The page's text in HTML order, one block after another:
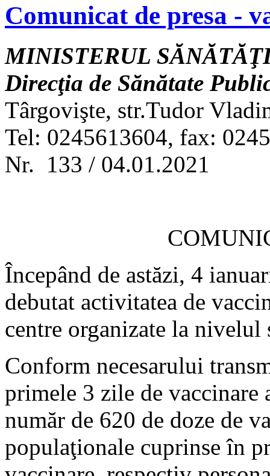
Comunicat de presa -
MINISTERUL
Direcţia de Sănătate
Târgovişte, str.Tudor
Tel: 0245613604, fax:
Nr. 133 / 04.01.2021
Începând de astăzi, 4
debutat activitatea de
centre organizate la nivelul
Conform necesarului
primele 3 zile de
număr de 620 de doze de
populaţionale cuprinse în